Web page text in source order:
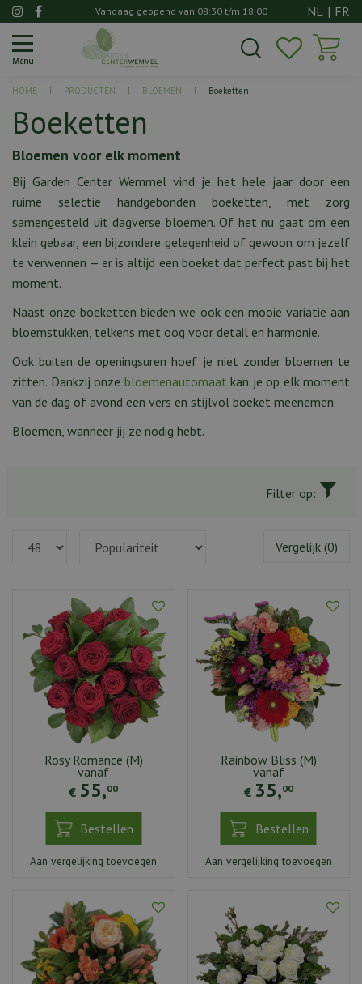
a
HOME PRODUCTEN BLOEMEN Boeketten
Vandaag geopend van 08:30t/m 18:00 NL | FR
Boeketten
Bloemen voor elk moment
Bij Garden Center Wemmel vind je het hele jaar door een
ruime selectie handgebonden boeketten, met zorg
samengesteld uit dagverse bloemen. Of het nu gaat om een
klein gebaar, een bijzondere gelegenheid of gewoon om jezelf
te verwennen — er is altijd een boeket dat perfect past bij het
moment.
Naast onze boeketten bieden we ook een mooie variatie aan
bloemstukken, telkens met oog voor detail en harmonie.
Ook buiten de openingsuren hoef je niet zonder bloemen te
zitten. Dankzij onze bloemenautomaat kan je op elk moment
van de dag of avond een vers en stijlvol boeket meenemen.
Bloemen, wanneer jij ze nodig hebt.
Filter op:
Vergelijk (0)
Rosy Romance (M)
vanaf
€ 55,00
Bestellen
Aan vergelijking toevoegen
Rainbow Bliss (M)
vanaf
€ 35,00
Bestellen
Aan vergelijking toevoegen